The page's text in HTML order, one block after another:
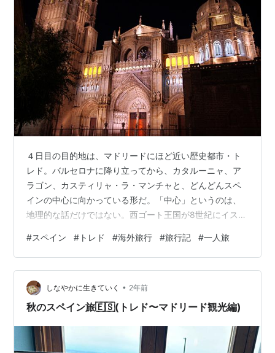
４日目の目的地は、マドリードにほど近い歴史都市・ト
レド。バルセロナに降り立ってから、カタルーニャ、ア
ラゴン、カスティリャ・ラ・マンチャと、どんどんスペ
インの中心に向かっている形だ。「中心」というのは、
地理的な話だけではない。西ゴート王国が8世紀にイスラ
ャ王国が「再征服」してから15世紀のスペイン統一を経
て、16世紀にフェリペ2世がマドリードに遷都するまで。
トレドはいくつもの王国の都に選ばれた。タホ川の湾曲
部に抱かれた旧市街地には、時が止まったような中世の
街並みが広範囲に残っている。中世、とくに15世紀まで
#スペイン # トレド #海外旅行 #旅行記 #一人旅
しなやかに生きていく • 2年前
秋のスペイン旅🇪🇸(トレド〜マドリード観光編)